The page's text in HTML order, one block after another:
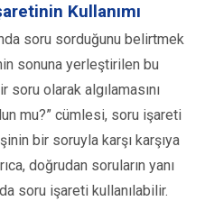
Kullanımı
soru sorduğunu belirtmek
sonuna yerleştirilen bu
olarak algılamasını
mu?” cümlesi, soru işareti
bir soruyla karşı karşıya
doğrudan soruların yanı
soru işareti kullanılabilir.